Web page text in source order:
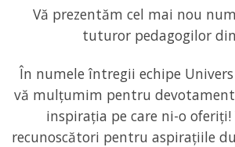
Vă prezentăm cel mai nou
tuturor pedagogilor
În numele întregii echipe Univers
vă mulțumim pentru
inspirația pe care ni-o oferiți!
recunoscători pentru aspirațiile